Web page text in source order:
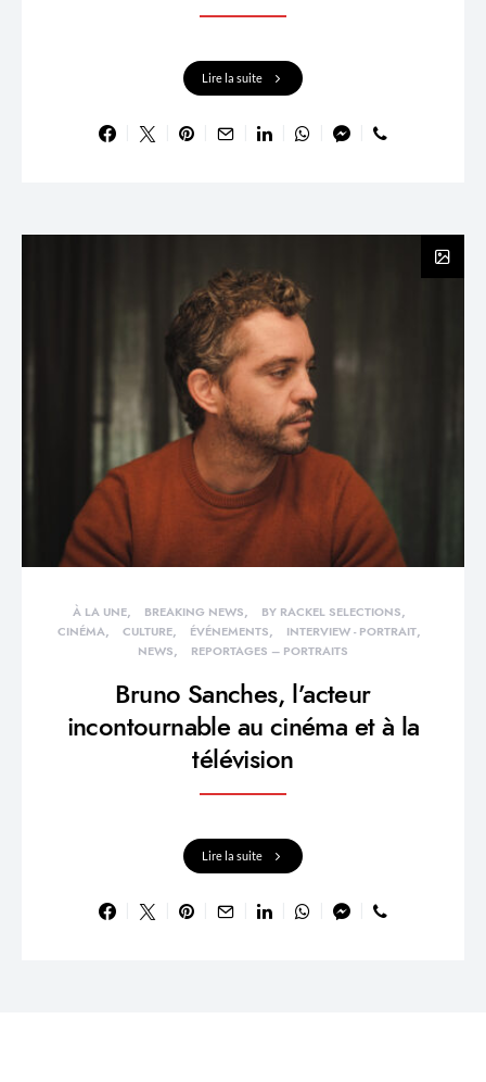
Lire la suite
À LA UNE BREAKING NEWS
BY RACKEL SELECTIONS
CINÉMA
CULTURE ÉVÉNEMENTS
INTERVIEW - PORTRAIT
NEWS
REPORTAGES – PORTRAITS
Bruno Sanches, l’acteur
incontournable au cinéma et à la
télévision
Lire la suite